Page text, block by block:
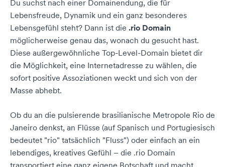
Du suchst nach einer Domainendung, die für
Lebensfreude, Dynamik und ein ganz besonderes
Lebensgefühl steht? Dann ist die .rio Domain
möglicherweise genau das, wonach du gesucht hast.
Diese außergewöhnliche Top-Level-Domain bietet dir
die Möglichkeit, eine Internetadresse zu wählen, die
sofort positive Assoziationen weckt und sich von der
Masse abhebt.
Ob du an die pulsierende brasilianische Metropole Rio de
Janeiro denkst, an Flüsse (auf Spanisch und Portugiesisch
bedeutet "rio" tatsächlich "Fluss") oder einfach an ein
lebendiges, kreatives Gefühl – die .rio Domain
transportiert eine ganz eigene Botschaft und macht